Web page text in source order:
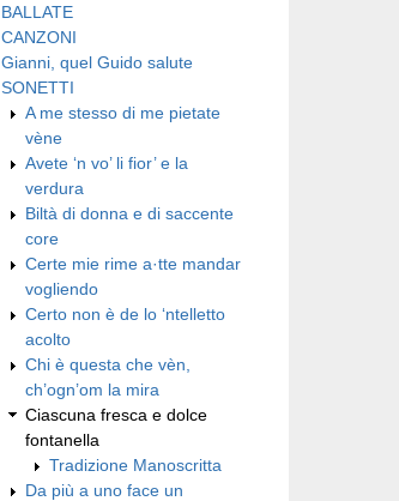
BALLATE
CANZONI
Gianni, quel Guido salute
SONETTI
A me stesso di me pietate
vène
Avete ‘n vo’ li fior’ e la
verdura
Biltà di donna e di saccente
core
Certe mie rime a·tte mandar
vogliendo
Certo non è de lo ‘ntelletto
acolto
Chi è questa che vèn,
ch’ogn’om la mira
Ciascuna fresca e dolce
fontanella
Tradizione Manoscritta
Da più a uno face un